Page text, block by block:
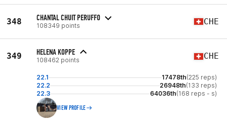
348 CHANTAL CHUIT PERUFFO
108349 points CHE
349 HELENA KOPPE
108462 points CHE
22.1 17478th(225 reps)
22.2
26948th(133 reps)
22.3
64036th(168 reps - s)
VIEW PROFILE